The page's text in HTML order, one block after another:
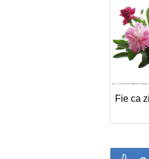
Fie ca